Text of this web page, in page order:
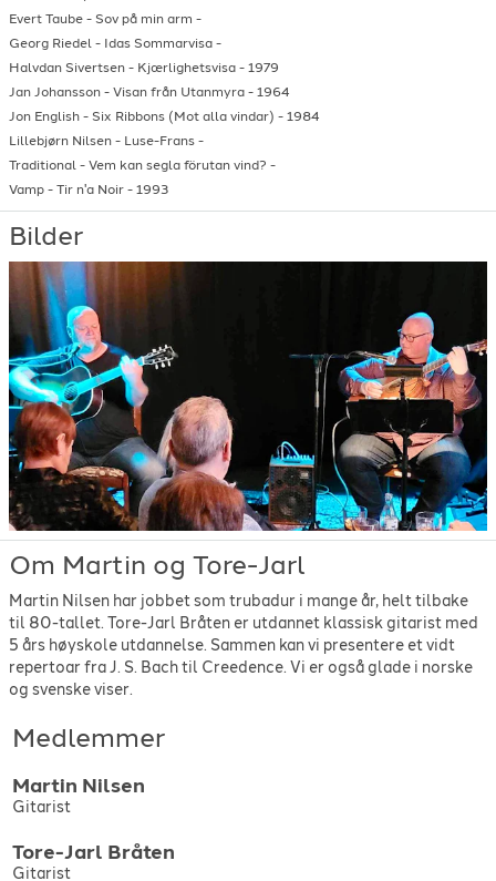
Evert Taube - Sov på min arm -
Georg Riedel - Idas Sommarvisa -
Halvdan Sivertsen - Kjærlighetsvisa - 1979
Jan Johansson - Visan från Utanmyra - 1964
Jon English - Six Ribbons (Mot alla vindar) - 1984
Lillebjørn Nilsen - Luse-Frans -
Traditional - Vem kan segla förutan vind? -
Vamp - Tir n'a Noir - 1993
Bilder
Om Martin og Tore-Jarl
Martin Nilsen har jobbet som trubadur i mange år, helt tilbake
til 80-tallet. Tore-Jarl Bråten er utdannet klassisk gitarist med
5 års høyskole utdannelse. Sammen kan vi presentere et vidt
repertoar fra J. S. Bach til Creedence. Vi er også glade i norske
og svenske viser.
Medlemmer
Martin Nilsen
Gitarist
Tore-Jarl Bråten
Gitarist